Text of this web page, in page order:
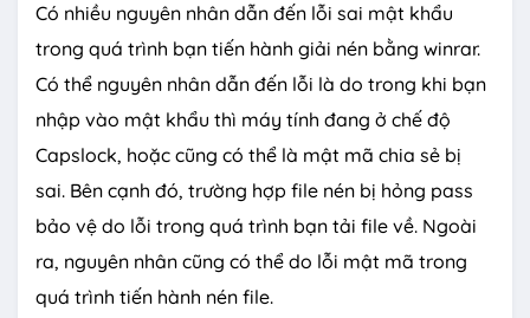
Có nhiều nguyên nhân dẫn đến lỗi sai mật khẩu
trong quá trình bạn tiến hành giải nén bằng winrar.
Có thể nguyên nhân dẫn đến lỗi là do trong khi bạn
nhập vào mật khẩu thì máy tính đang ở chế độ
Capslock, hoặc cũng có thể là mật mã chia sẻ bị
sai. Bên cạnh đó, trường hợp file nén bị hỏng pass
bảo vệ do lỗi trong quá trình bạn tải file về. Ngoài
ra, nguyên nhân cũng có thể do lỗi mật mã trong
quá trình tiến hành nén file.